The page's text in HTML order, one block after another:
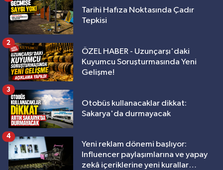
Tarihi Hafıza Noktasında Çadır
Tepkisi
ÖZEL HABER - Uzunçarşı'daki
Kuyumcu Soruşturmasında Yeni
Gelişme!
2
Otobüs kullanacaklar dikkat:
Sakarya'da durmayacak
3
Yeni reklam dönemi başlıyor:
Influencer paylaşımlarına ve yapay
zekâ içeriklerine yeni kurallar
4